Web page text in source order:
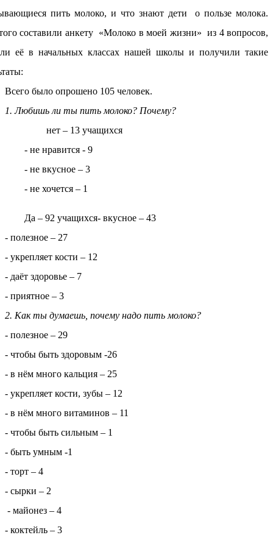
пить молоко, и что знают дети о пользе молока.
составили анкету «Молоко в моей жизни» из 4 вопросов,
её в начальных классах нашей школы и получили такие
Всего было опрошено 105 человек.
1. Любишь ли ты пить молоко? Почему?
нет – 13 учащихся
- не нравится - 9
- не вкусное – 3
- не хочется – 1
Да – 92 учащихся- вкусное – 43
- полезное – 27
- укрепляет кости – 12
- даёт здоровье – 7
- приятное – 3
2. Как ты думаешь, почему надо пить молоко?
- полезное – 29
- чтобы быть здоровым -26
- в нём много кальция – 25
- укрепляет кости, зубы – 12
- в нём много витаминов – 11
- чтобы быть сильным – 1
- быть умным -1
- торт – 4
- сырки – 2
- майонез – 4
- коктейль – 3